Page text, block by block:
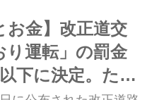
お金】改正道交
り運転」の罰金
下に決定。た